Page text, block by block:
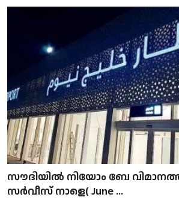
സൗദിയിൽ നിയോം ബേ
സർവീസ് നാളെ( June ...